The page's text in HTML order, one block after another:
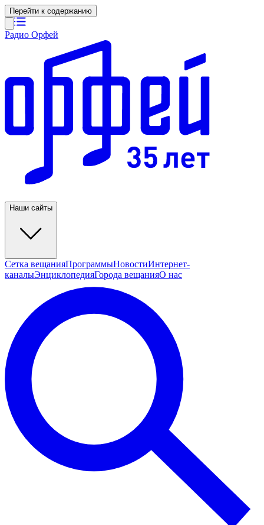
Перейти к содержанию
Радио Орфей
Наши сайты
Сетка вещанияПрограммыНовостиИнтернет-
каналыЭнциклопедияГорода вещанияО нас